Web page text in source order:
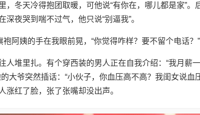
，冬天冷得抱团取暖，可他说“有你在，哪儿都是家”
深夜哭到喘不过气，他只说“别逼我”。
袍阿姨的手在我眼前晃，“你觉得咋样？要不留个电话？”
人堆里扎。有个穿西装的男人正在自我介绍：“我月薪
大爷突然插话：“小伙子，你血压高不高？我闺女说血
涨红了脸，张了张嘴却没出声。